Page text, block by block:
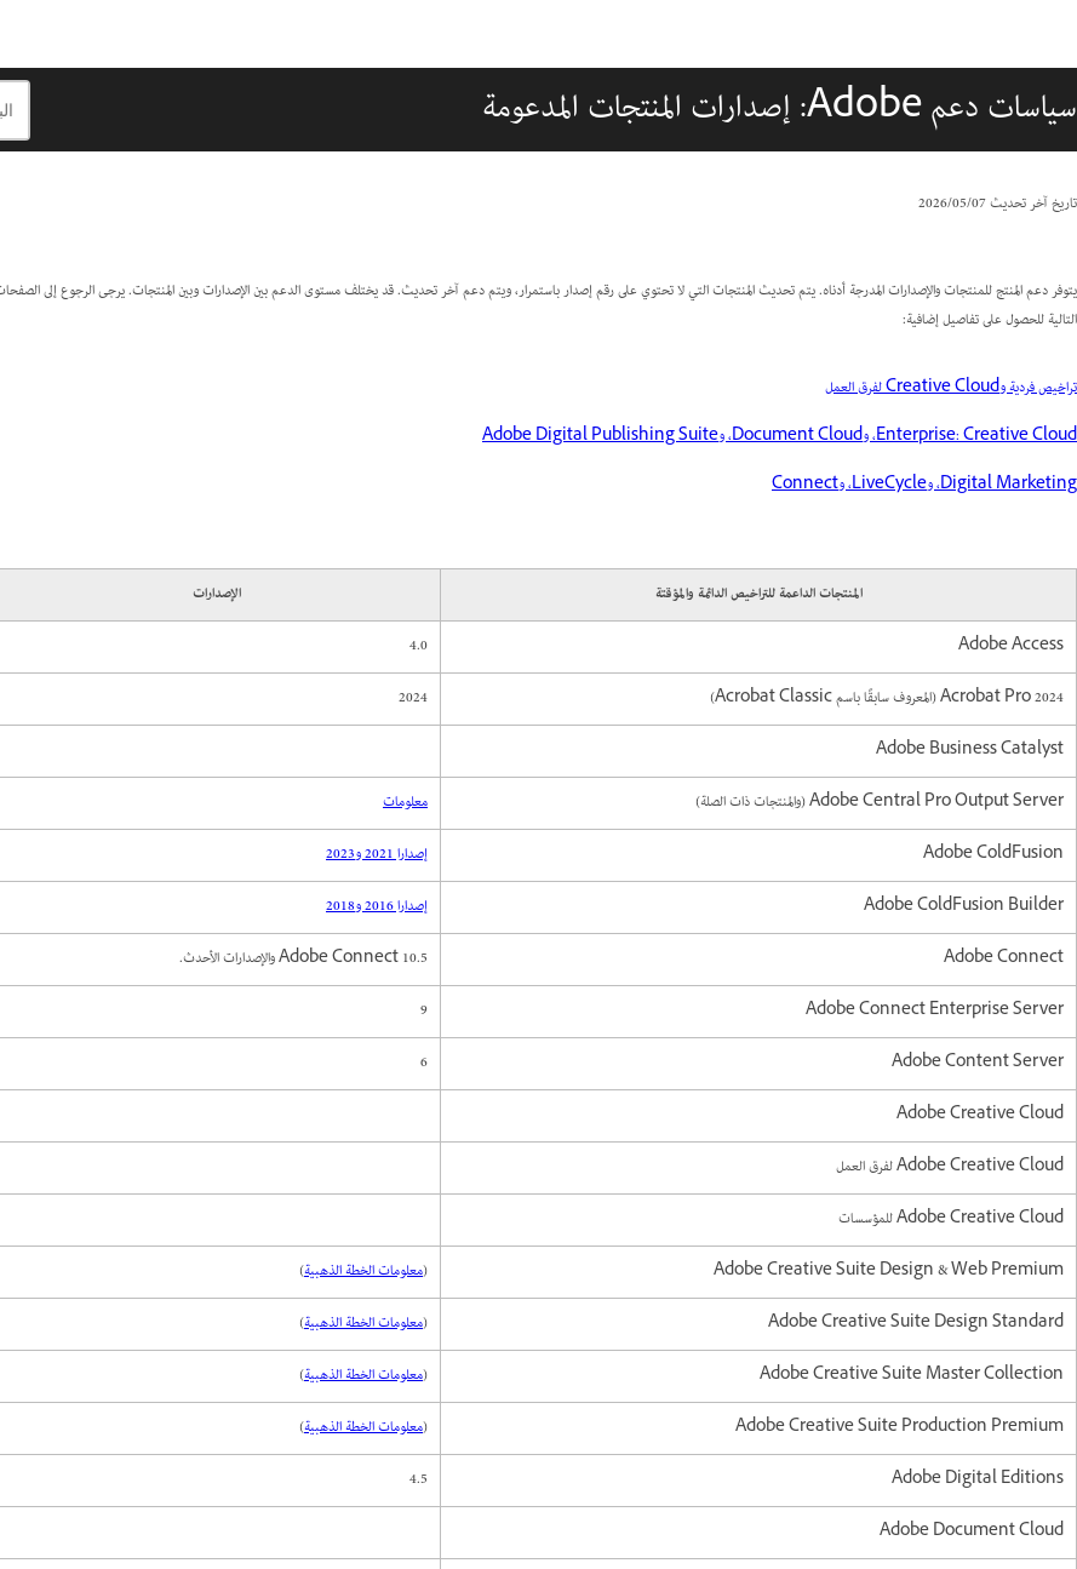
سياسات دعم Adobe: إصدارات المنتجات المدعومة
تاريخ آخر تحديث07‏/05‏/2026
يتوفر دعم المنتج للمنتجات والإصدارات المدرجة أدناه. يتم تحديث المنتجات التي لا تحتوي على رقم إصدار باستمرار، ويتم دعم آخر تحديث. قد يختلف مستوى الدعم بين الإصدارات وبين المنتجات. يرجى الرجوع إلى
التالية للحصول على تفاصيل إضافية:
تراخيص فردية وCreative Cloud لفرق العمل
Enterprise: Creative Cloud، وDocument Cloud، وAdobe Digital Publishing Suite
Digital Marketing، وLiveCycle، وConnect
المنتجات الداعمة للتراخيص الدائمة والمؤقتة
الإصدارات
Adobe Access
4.0
Acrobat Pro 2024 (المعروف سابقًا باسم Acrobat Classic)
2024
Adobe Business Catalyst
Adobe Central Pro Output Server (والمنتجات ذات الصلة)
معلومات
Adobe ColdFusion
إصدارا 2021 و2023
Adobe ColdFusion Builder
إصدارا 2016 و2018
Adobe Connect
Adobe Connect 10.5 والإصدارات الأحدث.
Adobe Connect Enterprise Server
9
Adobe Content Server
6
Adobe Creative Cloud
Adobe Creative Cloud لفرق العمل
Adobe Creative Cloud للمؤسسات
Adobe Creative Suite Design & Web Premium
(معلومات الخطة الذهبية)
Adobe Creative Suite Design Standard
(معلومات الخطة الذهبية)
Adobe Creative Suite Master Collection
(معلومات الخطة الذهبية)
Adobe Creative Suite Production Premium
(معلومات الخطة الذهبية)
Adobe Digital Editions
4.5
Adobe Document Cloud